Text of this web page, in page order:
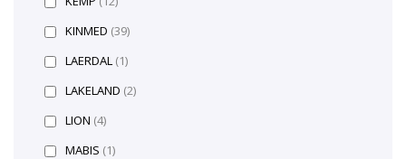
KINMED (39)
LAERDAL (1)
LAKELAND (2)
LION (4)
MABIS (1)